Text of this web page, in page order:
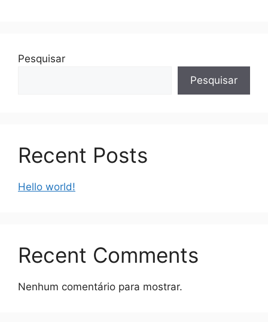
Pesquisar
Pesquisar
Recent Posts
Hello world!
Recent Comments
Nenhum comentário para mostrar.